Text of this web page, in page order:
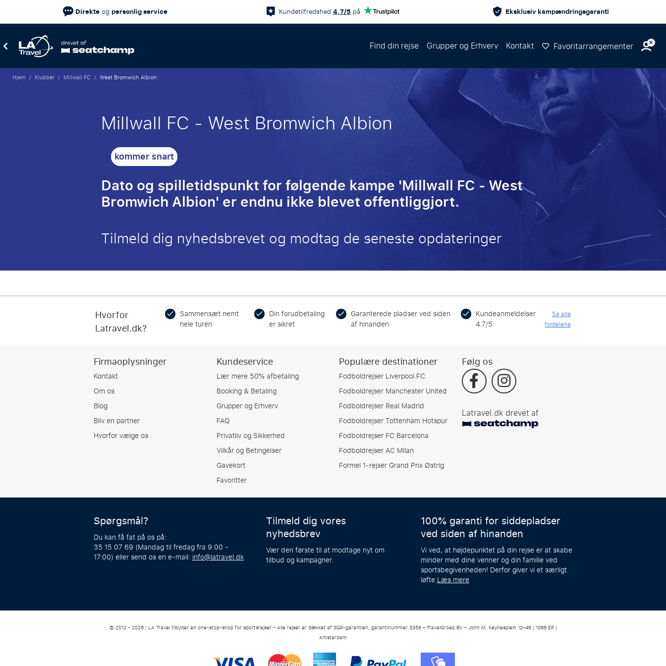
Direkteog personlig service Kundetilfredshed 4,7/5 på Eksklusiv kampændringsgaranti
Find din rejse Grupper og Erhverv Kontakt Favoritarrangementer
Hjem / Klubber / Millwall FC / West Bromwich Albion
Millwall FC - West Bromwich Albion
kommer snart
Dato og spilletidspunkt for følgende kampe 'Millwall FC - West
Bromwich Albion' er endnu ikke blevet offentliggjort.
Tilmeld dig nyhedsbrevet og modtag de seneste opdateringer
Hvorfor
Latravel.dk?
Sammensæt nemt
hele turen
Din forudbetaling
er sikret
Garanterede pladser ved siden
af hinanden
Kundeanmeldelser
4.7/5
Se alle
fordelene
Firmaoplysninger
Kontakt
Om os
Blog
Bliv en partner
Hvorfor vælge os
Kundeservice
Lær mere 50% afbetaling
Booking & Betaling
Grupper og Erhverv
FAQ
Privatliv og Sikkerhed
Vilkår og Betingelser
Gavekort
Favoritter
Populære destinationer
Fodboldrejser Liverpool FC
Fodboldrejser Manchester United
Fodboldrejser Real Madrid
Fodboldrejser Tottenham Hotspur
Fodboldrejser FC Barcelona
Fodboldrejser AC Milan
Formel 1-rejser Grand Prix Østrig
Følg os
Latravel.dk drevet af
Spørgsmål?
Du kan få fat på os på:
35 15 07 69 (Mandag til fredag fra 9:00 -
17:00) eller send os en e-mail: info@latravel.dk
Tilmeld dig vores
nyhedsbrev
Vær den første til at modtage nyt om
tilbud og kampagner.
100% garanti for siddepladser
ved siden af hinanden
Vi ved, at højdepunktet på din rejse er at skabe
minder med dine venner og din familie ved
sportsbegivenheden! Derfor giver vi et særligt
løfte.Læs mere
© 2012 - 2026 | LA Travel tilbyder en one-stop-shop for sportsrejser – Alle rejser er dækket af SGR-garantien, garantinummer 3358 – TravelGroep BV – John M. Keynesplein 12–46 | 1066 EP |
Amsterdam